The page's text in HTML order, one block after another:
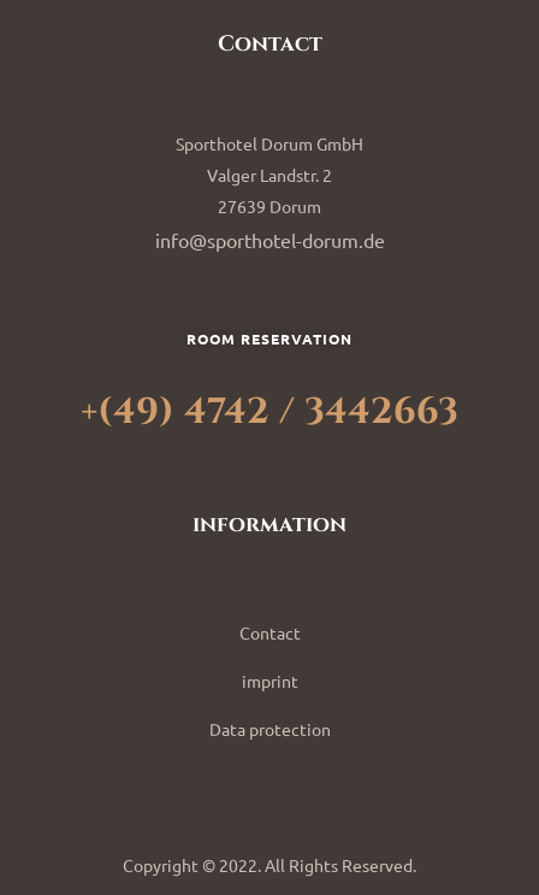
Contact
Sporthotel Dorum GmbH
Valger Landstr. 2
27639 Dorum
info@sporthotel-dorum.de
ROOM RESERVATION
+(49) 4742 / 3442663
information
Contact
imprint
Data protection
Copyright © 2022. All Rights Reserved.